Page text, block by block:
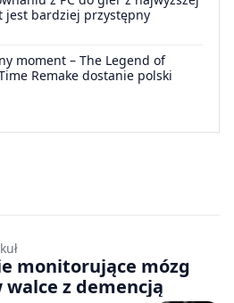
jest bardziej przystępny
moment – The Legend of
Remake dostanie polski
monitorujące mózg
walce z demencją